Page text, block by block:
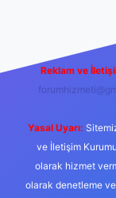
Reklam ve
Yasal Uyarı:
ve İletişim
olarak hizmet
olarak denetleme